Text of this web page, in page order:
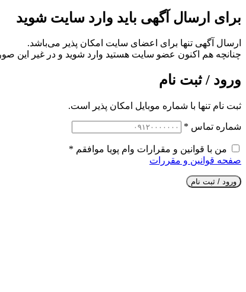
برای ارسال آگهی باید وارد سایت شوید
ارسال آگهی تنها برای اعضای سایت امکان پذیر می‌باشد.
چنانچه هم‌ اکنون عضو سایت هستید وارد شوید و در غیر این
ورود / ثبت نام
ثبت نام تنها با شماره موبایل امکان پذیر است.
شماره تماس *
من با قوانین و مقرارات وام پویا موافقم *
صفحه قوانین و مقررات
ورود / ثبت نام